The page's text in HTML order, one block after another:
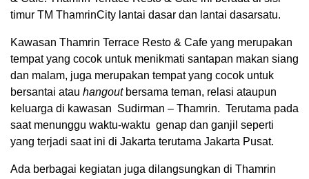
timur TM ThamrinCity lantai dasar dan lantai dasarsatu.
Kawasan Thamrin Terrace Resto & Cafe yang merupakan
tempat yang cocok untuk menikmati santapan makan siang
dan malam, juga merupakan tempat yang cocok untuk
bersantai atau hangoutbersama teman, relasi ataupun
keluarga di kawasan Sudirman – Thamrin. Terutama pada
saat menunggu waktu-waktu genap dan ganjil seperti
yang terjadi saat ini di Jakarta terutama Jakarta Pusat.
Ada berbagai kegiatan juga dilangsungkan di Thamrin